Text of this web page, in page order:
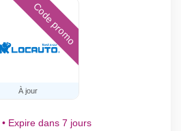
À jour
Code promo
• Expire dans 7 jours